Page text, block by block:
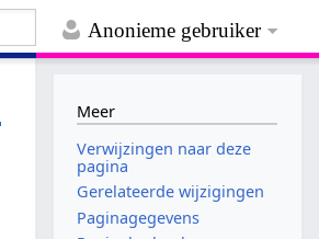
Anonieme gebruiker
Meer
Verwijzingen naar deze
pagina
Gerelateerde wijzigingen
Paginagegevens